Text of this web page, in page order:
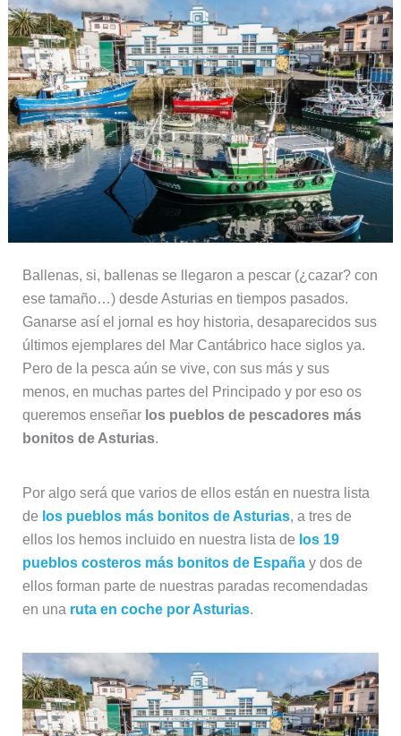
Ballenas, si, ballenas se llegaron a pescar (¿cazar? con
ese tamaño…) desde Asturias en tiempos pasados.
Ganarse así el jornal es hoy historia, desaparecidos sus
últimos ejemplares del Mar Cantábrico hace siglos ya.
Pero de la pesca aún se vive, con sus más y sus
menos, en muchas partes del Principado y por eso os
queremos enseñar los pueblos de pescadores más
bonitos de Asturias.
Por algo será que varios de ellos están en nuestra lista
de los pueblos más bonitos de Asturias, a tres de
ellos los hemos incluido en nuestra lista de los 19
pueblos costeros más bonitos de Españay dos de
ellos forman parte de nuestras paradas recomendadas
en una ruta en coche por Asturias.